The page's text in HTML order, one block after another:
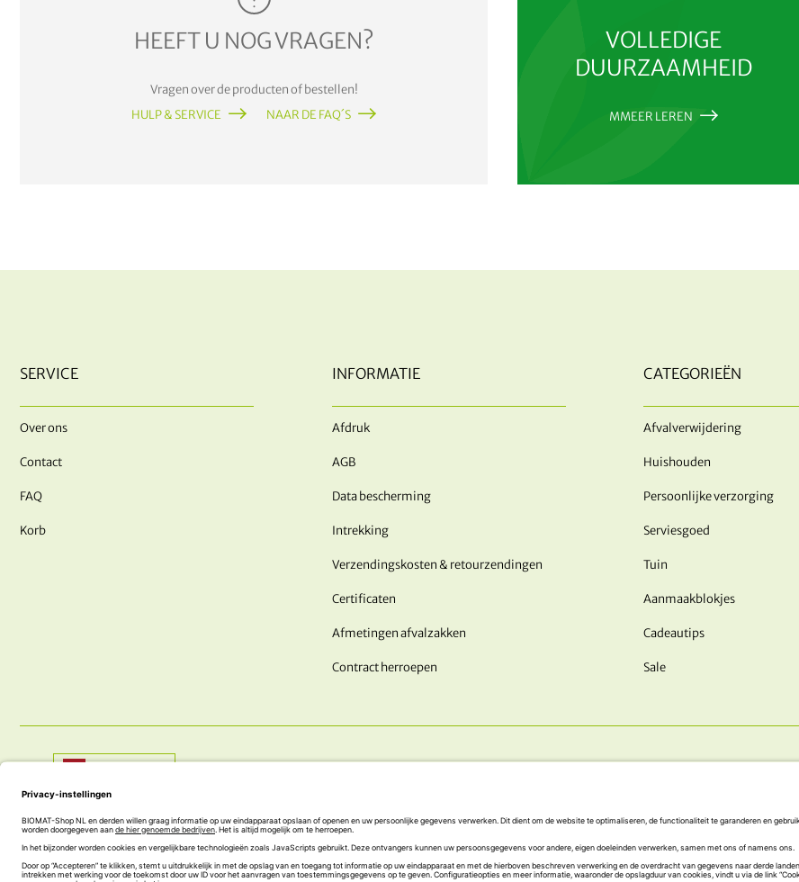
HEEFT U NOG VRAGEN?
Vragen over de producten of bestellen!
HULP & SERVICE
NAAR DE FAQ´S
VOLLEDIGE
DUURZAAMHEID
MMEER LEREN
SERVICE
Over ons
Contact
FAQ
Korb
INFORMATIE
Afdruk
AGB
Data bescherming
Intrekking
Verzendingskosten & retourzendingen
Certificaten
Afmetingen afvalzakken
Contract herroepen
CATEGORIEËN
Afvalverwijdering
Huishouden
Persoonlijke verzorging
Serviesgoed
Tuin
Aanmaakblokjes
Cadeautips
Sale
HEEFT U NOG VRAGEN? WE ZIJN HIER VOOR JOU!
+43 (0) 5242 74 100 office@biomat-shop.com
ONZE BETALINGSMETHODEN